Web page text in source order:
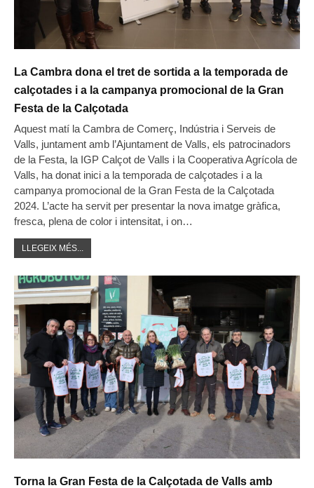
La Cambra dona el tret de sortida a la temporada de
calçotades i a la campanya promocional de la Gran
Festa de la Calçotada
Aquest matí la Cambra de Comerç, Indústria i Serveis de
Valls, juntament amb l’Ajuntament de Valls, els patrocinadors
de la Festa, la IGP Calçot de Valls i la Cooperativa Agrícola de
Valls, ha donat inici a la temporada de calçotades i a la
campanya promocional de la Gran Festa de la Calçotada
2024. L’acte ha servit per presentar la nova imatge gràfica,
fresca, plena de color i intensitat, i on…
LLEGEIX MÉS...
Torna la Gran Festa de la Calçotada de Valls amb